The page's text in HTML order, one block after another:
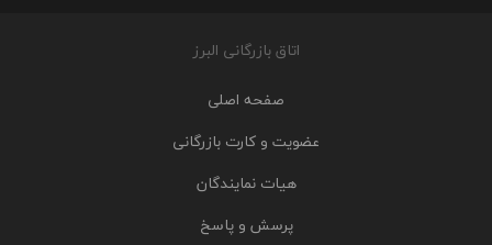
اتاق بازرگانی البرز
صفحه اصلی
عضویت و کارت بازرگانی
هیات نمایندگان
پرسش و پاسخ